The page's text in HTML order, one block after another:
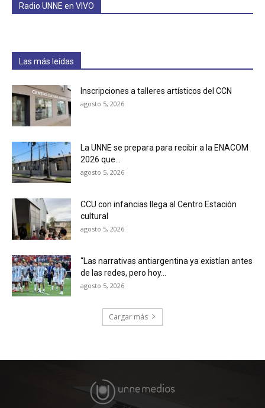
Radio UNNE en VIVO
Las más leídas
Inscripciones a talleres artísticos del CCN
agosto 5, 2026
La UNNE se prepara para recibir a la ENACOM
2026 que...
agosto 5, 2026
CCU con infancias llega al Centro Estación
cultural
agosto 5, 2026
“Las narrativas antiargentina ya existían antes
de las redes, pero hoy...
agosto 5, 2026
Cargar más